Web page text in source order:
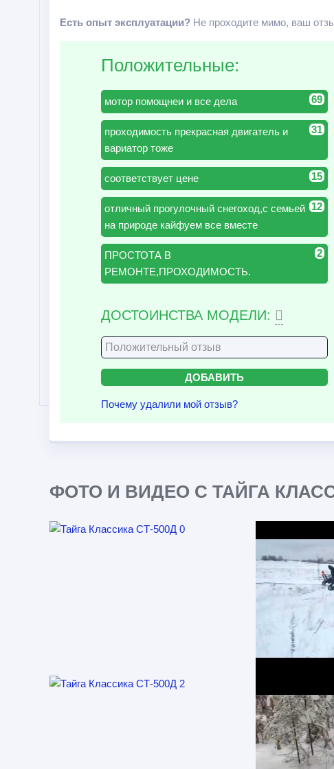
Есть опыт эксплуатации? Не проходите мимо, ваш
Положительные:
69
мотор помощнеи и все дела
31
проходимость прекрасная двигатель и
вариатор тоже
15
соответствует цене
12
отличный прогулочный снегоход,с семьей
на природе кайфуем все вместе
2
ПРОСТОТА В
РЕМОНТЕ,ПРОХОДИМОСТЬ.
ДОСТОИНСТВА МОДЕЛИ:
Почему удалили мой отзыв?
ФОТО И ВИДЕО С ТАЙГА